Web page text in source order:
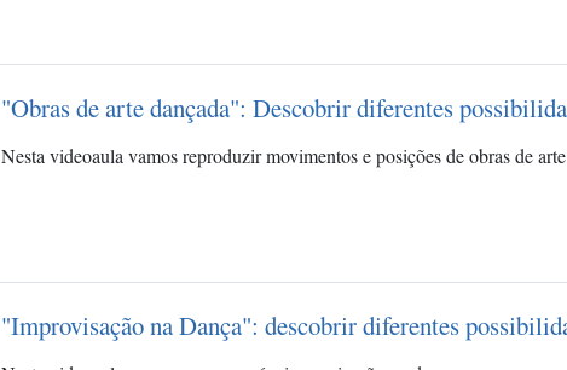
"Obras de arte dançada": Descobrir diferentes
Nesta videoaula vamos reproduzir movimentos e posições de obras de
"Improvisação na Dança": descobrir diferentes